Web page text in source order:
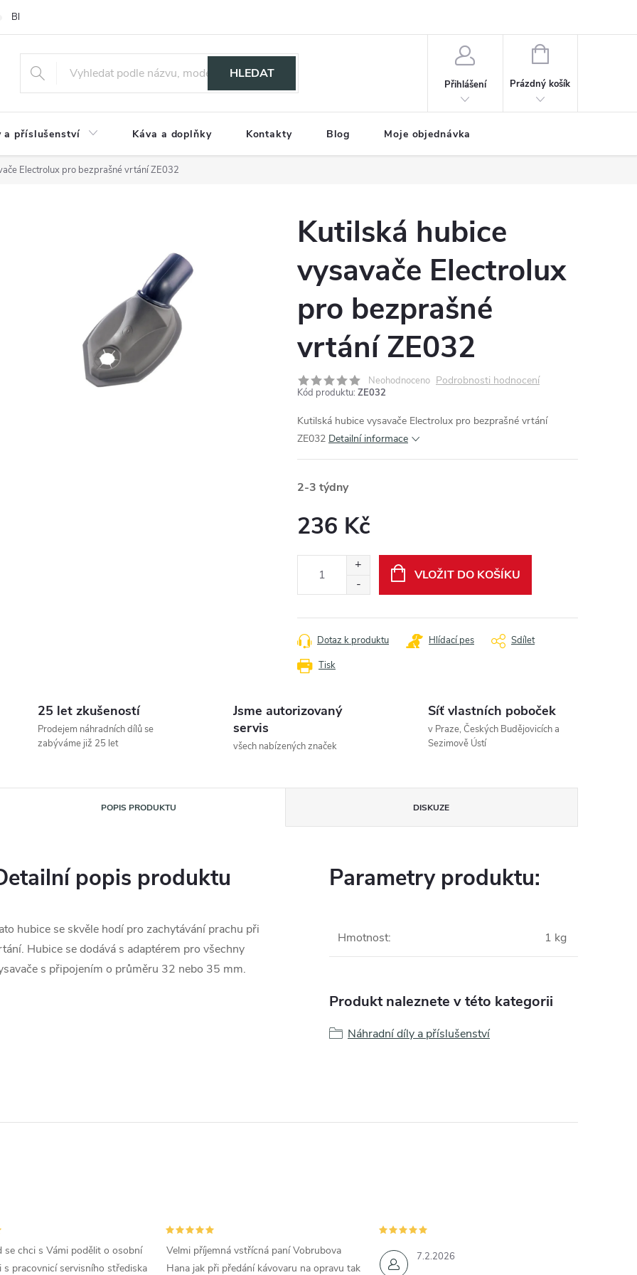
Blog
HLEDAT
Přihlášení
NÁKUPNÍ
Prázdný košík
a příslušenství Káva a doplňky Kontakty Blog Moje objednávka
Electrolux pro bezprašné vrtání ZE032
Kutilská hubice
vysavače Electrolux
pro bezprašné
vrtání ZE032
Neohodnoceno Podrobnosti hodnocení
Kód produktu: ZE032
Kutilská hubice vysavače Electrolux pro bezprašné vrtání
ZE032 Detailní informace
2-3 týdny
236 Kč
VLOŽIT DO KOŠÍKU
Tisk
Dotaz k produktu Hlídací pes Sdílet
25 let zkušeností
Prodejem náhradních dílů se
zabýváme již 25 let
Jsme autorizovaný
servis
všech nabízených značek
Síť vlastních poboček
v Praze, Českých Budějovicích a
Sezimově Ústí
POPIS PRODUKTU DISKUZE
popis produktu
hubice se skvěle hodí pro zachytávání prachu při
Hubice se dodává s adaptérem pro všechny
s připojením o průměru 32 nebo 35 mm.
Parametry produktu:
Hmotnost: 1 kg
Produkt naleznete v této kategorii
Náhradní díly a příslušenství
se chci s Vámi podělit o osobní
s pracovnicí servisního střediska
Velmi příjemná vstřícná paní Vobrubova
Hana jak při předání kávovaru na opravu tak
7.2.2026